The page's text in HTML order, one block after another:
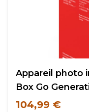
Appareil photo
Box Go
104,99 €